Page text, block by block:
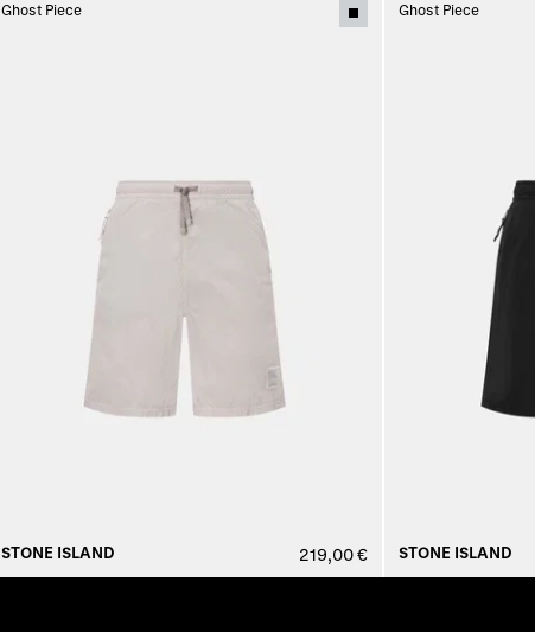
Ghost Piece
STONE ISLAND 219,00 €
Ghost Piece
STONE ISLAND